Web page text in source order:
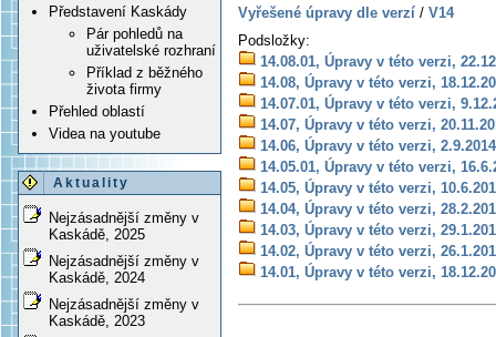
Představení Kaskády
Pár pohledů na
uživatelské rozhraní
Příklad z běžného
života firmy
Přehled oblastí
Videa na youtube
Aktuality
Nejzásadnější změny v
Kaskádě, 2025
Nejzásadnější změny v
Kaskádě, 2024
Nejzásadnější změny v
Kaskádě, 2023
Vyřešené úpravy dle verzí / V14
Podsložky:
14.08.01, Úpravy v této verzi,
14.08, Úpravy v této verzi,
14.07.01, Úpravy v této verzi,
14.07, Úpravy v této verzi,
14.06, Úpravy v této verzi, 2.9.2014
14.05.01, Úpravy v této verzi,
14.05, Úpravy v této verzi,
14.04, Úpravy v této verzi,
14.03, Úpravy v této verzi,
14.02, Úpravy v této verzi,
14.01, Úpravy v této verzi,